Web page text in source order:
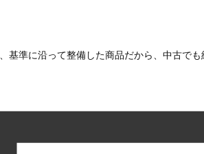
基準に沿って整備した商品だから、中古で